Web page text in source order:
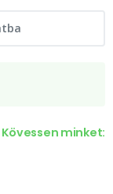
Kövessen minket: